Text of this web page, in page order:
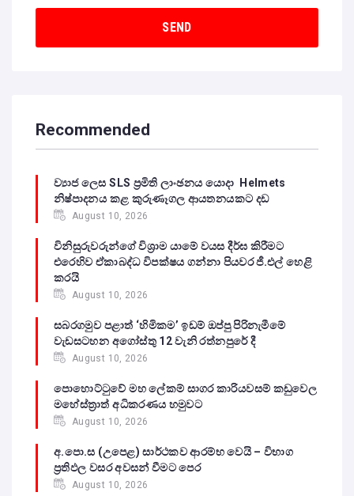
Recommended
ව්‍යාජ ලෙස SLS ප්‍රමිති ලාංඡනය යොදා Helmets
නිෂ්පාදනය කළ කුරුණෑගල ආයතනයකට දඩ
August 10, 2026
විනිසුරුවරුන්ගේ විශ්‍රාම යාමේ වයස දීර්ඝ කිරීමට
එරෙහිව ඒකාබද්ධ විපක්ෂය ගන්නා පියවර ජී.එල් හෙළි
කරයි
August 10, 2026
සබරගමුව පළාත් ‘හිමිකම’ ඉඩම් ඔප්පු පිරිනැමීමේ
වැඩසටහන අගෝස්තු 12 වැනි රත්නපුරේ දී
August 10, 2026
පොහොට්ටුවේ මහ ලේකම් සාගර කාරියවසම් කඩුවෙල
මහේස්ත්‍රාත් අධිකරණය හමුවට
August 10, 2026
අ.පො.ස (උපෙළ) සාර්ථකව ආරම්භ වෙයි – විභාග
ප්‍රතිඵල වසර අවසන් වීමට පෙර
August 10, 2026